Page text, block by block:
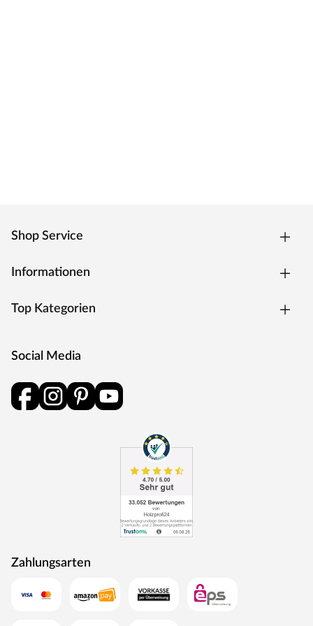
Shop Service
Informationen
Top Kategorien
Social Media
Zahlungsarten